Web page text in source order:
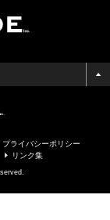
プライバシーポリシー
リンク集